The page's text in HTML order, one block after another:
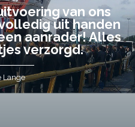
van ons
uit handen
aanrader! Alles
verzorgd.
Lange